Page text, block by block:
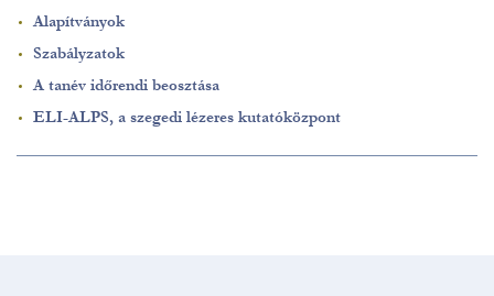
Alapítványok
Szabályzatok
A tanév időrendi beosztása
ELI-ALPS, a szegedi lézeres kutatóközpont